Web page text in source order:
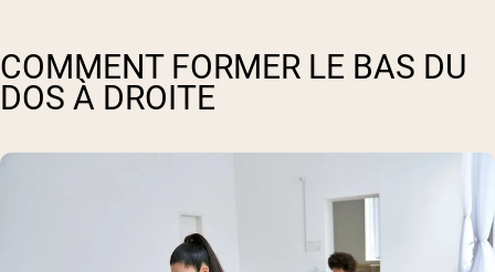
COMMENT FORMER LE BAS DU
DOS À DROITE